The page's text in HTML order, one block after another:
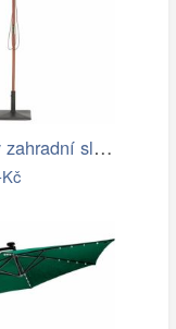
Béžovo-bílý zahradní slunečník ⌀260 cm…